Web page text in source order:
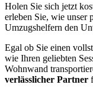
Holen Sie sich jetzt
erleben Sie, wie unser
Umzugshelfern den
Egal ob Sie einen
wie Ihren geliebten
Wohnwand
verlässlicher Partner